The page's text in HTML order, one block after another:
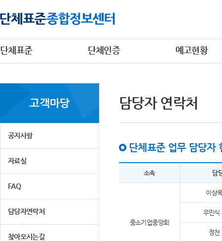
단체표준 단체인증 예고현황
고객마당
공지사항
자료실
FAQ
담당자연락처
찾아오시는길
담당자 연락처
단체표준 업무 담당자
소속 담
중소기업중앙회
이상
우민식
정천